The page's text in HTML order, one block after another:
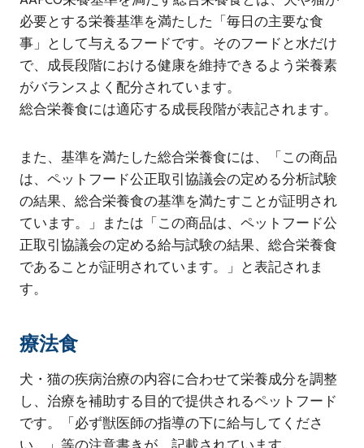
必要とする栄養基準を満たした「毎日の主要な食
事」として与えるフードです。そのフードと水だけ
で、成長段階における健康を維持できるよう栄養素
がバランスよく配分されています。
総合栄養食には適応する成長段階が表記されます。
また、基準を満たした総合栄養食には、「この商品
は、ペットフード公正取引協議会の定める分析試験
の結果、総合栄養食の基準を満たすことが証明され
ています。」または「この商品は、ペットフード公
正取引協議会の定める給与試験の結果、総合栄養食
であることが証明されています。」と表記されま
す。
療法食
犬・猫の疾病治療の内容に合わせて栄養成分を調整
し、治療を補助する目的で提供されるペットフード
です。「必ず獣医師の指導の下に給与してくださ